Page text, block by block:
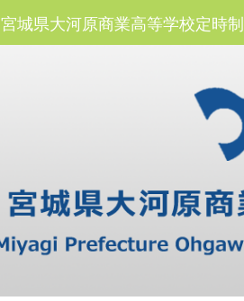
宮城県大河原商業高等学校定時制